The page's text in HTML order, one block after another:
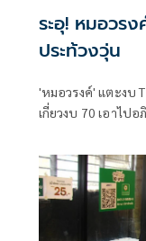
ระอุ! หมอวรง
ประท้วงวุ่น
'หมอวรงค์' แตะงบ
เกี่ยวงบ 70 เอาไป
เบียดเบียนภาษีปชช.